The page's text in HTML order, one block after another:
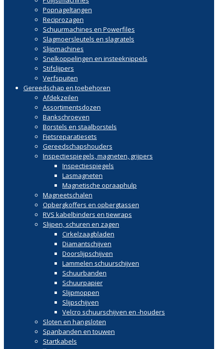
Popnageltangen
Reciprozagen
Schuurmachines en Powerfiles
Slagmoersleutels en slagratels
Slijpmachines
Snelkoppelingen en insteeknippels
Stifslijpers
Verfspuiten
Gereedschap en toebehoren
Afdekzeilen
Assortimentsdozen
Bankschroeven
Borstels en staalborstels
Fietsreparatiesets
Gereedschapshouders
Inspectiespiegels, magneten, grijpers
Inspectiespiegels
Lasmagneten
Magnetische opraaphulp
Magneetschalen
Opbergkoffers en opbergtassen
RVS kabelbinders en tiewraps
Slijpen, schuren en zagen
Cirkelzaagbladen
Diamantschijven
Doorslijpschijven
Lammelen schuurschijven
Schuurbanden
Schuurpapier
Slijpmoppen
Slijpschijven
Velcro schuurschijven en -houders
Sloten en hangsloten
Spanbanden en touwen
Startkabels